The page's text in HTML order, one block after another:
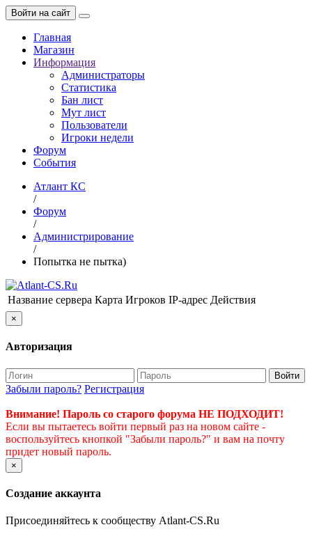
Войти на сайт
Главная
Магазин
Информация
Администраторы
Статистика
Бан лист
Мут лист
Пользователи
Игроки недели
Форум
События
Атлант КС
/
Форум
/
Администрирование
/
Попытка не пытка)
Название сервера Карта Игроков IP-адрес Действия
×
Авторизация
Войти
Забыли пароль? Регистрация
Внимание! Пароль со старого форума НЕ ПОДХОДИТ!
Если вы пытаетесь войти первый раз на новом сайте -
воспользуйтесь кнопкой "Забыли пароль?" и вам на почту
придет новый пароль.
×
Создание аккаунта
Присоединяйтесь к сообществу Atlant-CS.Ru